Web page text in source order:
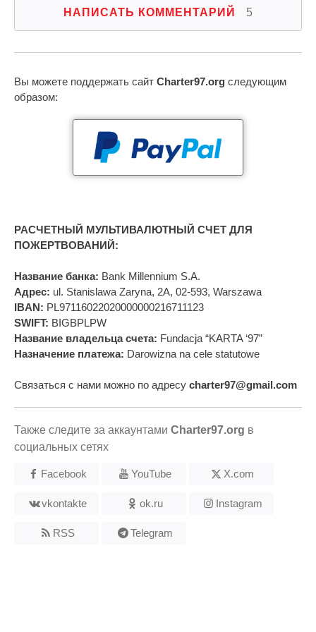
НАПИСАТЬ КОММЕНТАРИЙ 5
Вы можете поддержать сайт Charter97.org следующим
образом:
РАСЧЕТНЫЙ МУЛЬТИВАЛЮТНЫЙ СЧЕТ ДЛЯ
ПОЖЕРТВОВАНИЙ:
Название банка: Bank Millennium S.A.
Адрес: ul. Stanislawa Zaryna, 2A, 02-593, Warszawa
IBAN: PL97116022020000000216711123
SWIFT: BIGBPLPW
Название владельца счета: Fundacja “KARTA ‘97”
Назначение платежа: Darowizna na cele statutowe
Связаться с нами можно по адресу charter97@gmail.com
Также следите за аккаунтами Charter97.org в
социальных сетях
Facebook YouTube X.com
vkontakte ok.ru Instagram
RSS Telegram